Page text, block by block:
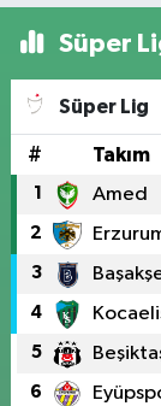
Süper
Süper Lig
# Takım
1 Amed
2
3
4
5
6